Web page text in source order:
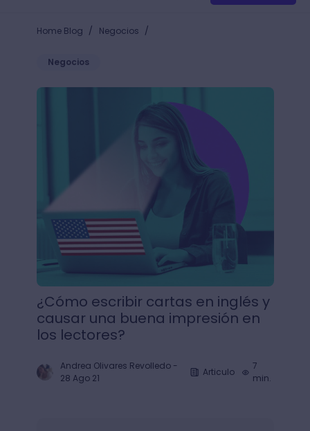
Home Blog / Negocios /
Negocios
¿Cómo escribir cartas en inglés y causar una
¿Cómo escribir cartas en inglés y
causar una buena impresión en
los lectores?
Andrea Olivares Revolledo-
28 Ago 21
Articulo
7
min.